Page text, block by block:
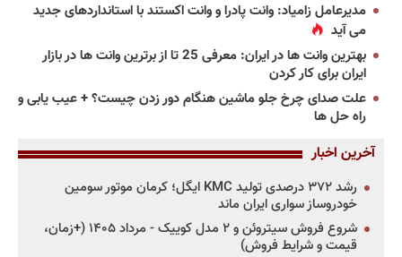
مدیرعامل زامیاد: وانت پادرا و وانت اکستند با استانداردهای جدید
می آید
بهترین وانت ها در ایران: معرفی 25 تا از برترین وانت ها در بازار
ایران برای کار کردن
علت صدای چرخ جلو ماشین هنگام دور زدن چیست؟ + عیب یابی و
راه حل ها
آخرین اخبار
رشد ۳۷۲ درصدی تولید KMC ایگل؛ کرمان موتور سومین
خودروساز سواری ایران ماند
شروع فروش سیتروئن و ۲ مدل کوییک - مرداد ۱۴۰۵ (+زمان،
قیمت و شرایط فروش)